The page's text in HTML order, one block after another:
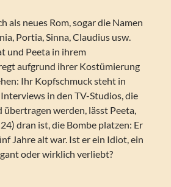
als neues Rom, sogar die Namen
Portia, Sinna, Claudius usw.
und Peeta in ihrem
aufgrund ihrer Kostümierung
Ihr Kopfschmuck steht in
in den TV-Studios, die
übertragen werden, lässt Peeta,
dran ist, die Bombe platzen: Er
Jahre alt war. Ist er ein Idiot, ein
oder wirklich verliebt?